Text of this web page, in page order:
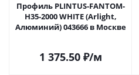
Профиль PLINTUS-FANTOM-
H35-2000 WHITE (Arlight,
Алюминий) 043666 в Москве
1 375.50₽/м